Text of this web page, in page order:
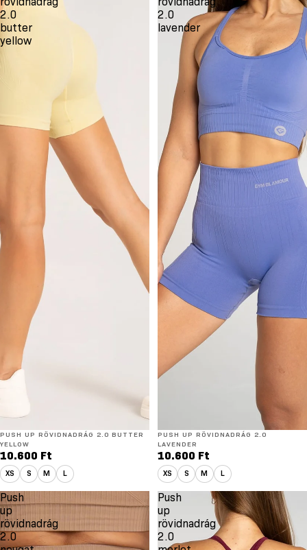
2.0
butter
yellow
PUSH UP RÖVIDNADRÁG 2.0 BUTTER
YELLOW
10.600 Ft
XS S M L
2.0
lavender
PUSH UP RÖVIDNADRÁG 2.0
LAVENDER
10.600 Ft
XS S M L
Push
up
rövidnadrág
2.0
Push
up
rövidnadrág
2.0